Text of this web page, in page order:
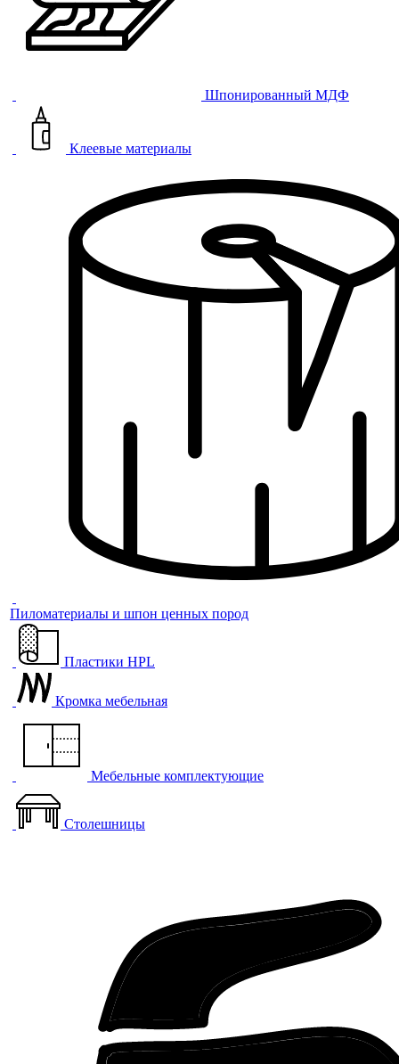
Шпонированный МДФ
Клеевые материалы
Пиломатериалы и шпон ценных пород
Пластики HPL
Кромка мебельная
Мебельные комплектующие
Столешницы